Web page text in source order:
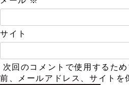
サイト
次回のコメントで使用するた
前、メールアドレス、サイトを